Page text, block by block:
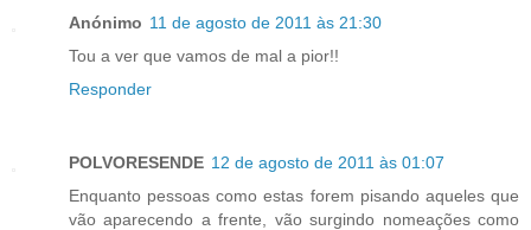
Anónimo 11 de agosto de 2011 às 21:30
Tou a ver que vamos de mal a pior!!
Responder
POLVORESENDE 12 de agosto de 2011 às 01:07
Enquanto pessoas como estas forem pisando aqueles que
vão aparecendo a frente, vão surgindo nomeações como